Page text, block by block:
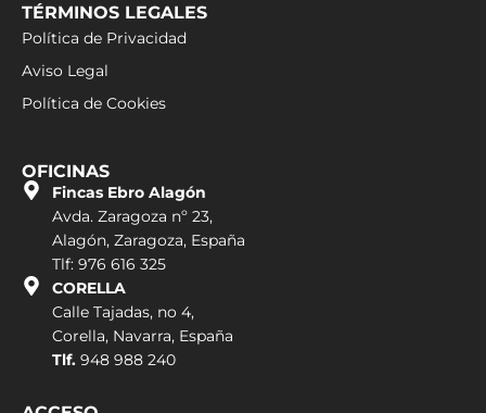
TÉRMINOS LEGALES
Política de Privacidad
Aviso Legal
Política de Cookies
OFICINAS
Fincas Ebro Alagón
Avda. Zaragoza nº 23,
Alagón, Zaragoza, España
Tlf: 976 616 325
CORELLA
Calle Tajadas, no 4,
Corella, Navarra, España
Tlf. 948 988 240